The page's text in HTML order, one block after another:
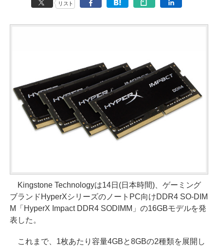
リスト
Kingstone Technologyは14日(日本時間)、ゲーミング
ブランドHyperXシリーズのノートPC向けDDR4 SO-DIM
M「HyperX Impact DDR4 SODIMM」の16GBモデルを発
表した。
これまで、1枚あたり容量4GBと8GBの2種類を展開し